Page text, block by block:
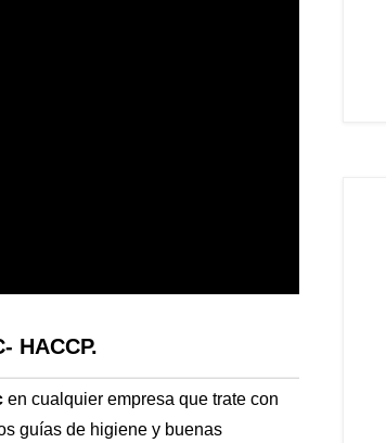
HACCP.
en cualquier empresa que trate con
guías de higiene y buenas